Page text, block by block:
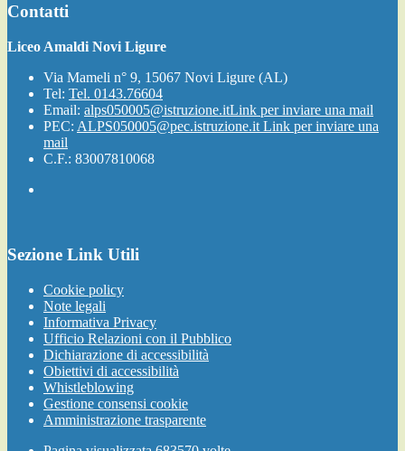
Contatti
Liceo Amaldi Novi Ligure
Via Mameli n° 9, 15067 Novi Ligure (AL)
Tel: Tel. 0143.76604
Email: alps050005@istruzione.itLink per inviare una mail
PEC: ALPS050005@pec.istruzione.it Link per inviare una
mail
C.F.: 83007810068
Sezione Link Utili
Cookie policy
Note legali
Informativa Privacy
Ufficio Relazioni con il Pubblico
Dichiarazione di accessibilità
Obiettivi di accessibilità
Whistleblowing
Gestione consensi cookie
Amministrazione trasparente